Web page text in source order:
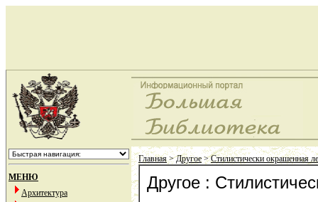
МЕНЮ
Архитектура
Главная>Другое>Стилистически окрашенная
Другое :